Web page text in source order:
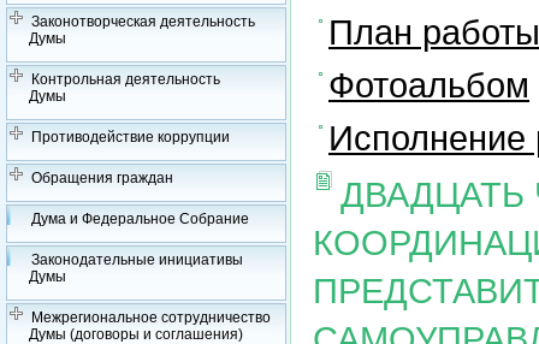
Законотворческая деятельность
Думы
Контрольная деятельность
Думы
Противодействие коррупции
Обращения граждан
Дума и Федеральное Собрание
Законодательные инициативы
Думы
Межрегиональное сотрудничество
Думы (договоры и соглашения)
План
Фотоальбом
Исполнение
ДВАДЦАТЬ